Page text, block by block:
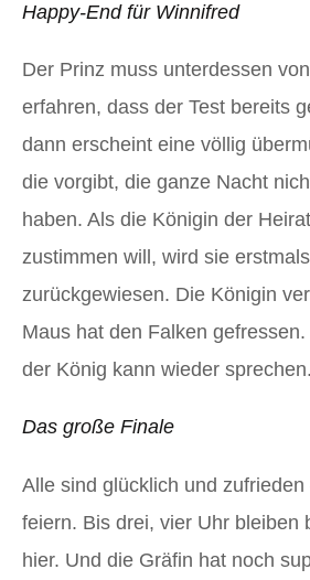
Happy-End für Winnifred
Der Prinz muss unterdessen
erfahren, dass der Test bereits
dann erscheint eine völlig
die vorgibt, die ganze Nacht
haben. Als die Königin der
zustimmen will, wird sie
zurückgewiesen. Die Königin
Maus hat den Falken
der König kann wieder sprechen.
Das große Finale
Alle sind glücklich und zufrieden
feiern. Bis drei, vier Uhr bleiben
hier. Und die Gräfin hat noch